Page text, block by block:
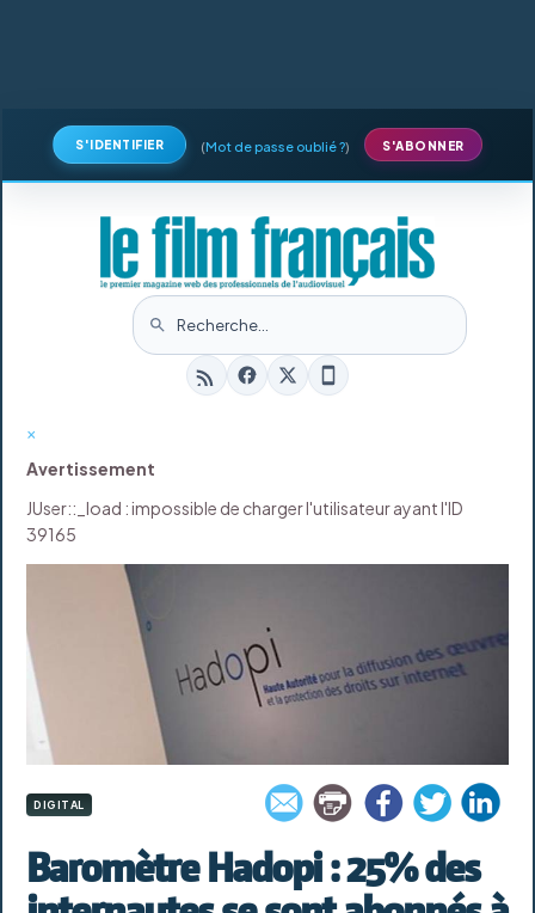
S'IDENTIFIER (Mot de passe oublié ?) S'ABONNER
×
Avertissement
JUser::_load : impossible de charger l'utilisateur ayant l'ID
39165
DIGITAL
Baromètre Hadopi : 25% des